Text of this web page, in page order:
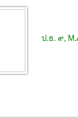
ป.ธ. ๙,